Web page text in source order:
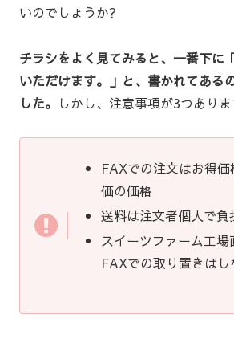
いのでしょうか?
チラシをよく見てみると、一番下に
いただけます。」と、書かれてある
した。 しかし、注意事項が3つありま
FAXでの注文はお得
価の価格
送料は注文者個人で負
スイーツファーム工場
FAXでの取り置きはし